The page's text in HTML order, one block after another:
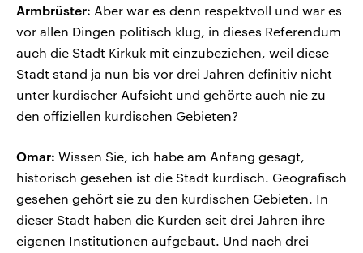
Armbrüster: Aber war es denn respektvoll und war es
vor allen Dingen politisch klug, in dieses Referendum
auch die Stadt Kirkuk mit einzubeziehen, weil diese
Stadt stand ja nun bis vor drei Jahren definitiv nicht
unter kurdischer Aufsicht und gehörte auch nie zu
den offiziellen kurdischen Gebieten?
Omar: Wissen Sie, ich habe am Anfang gesagt,
historisch gesehen ist die Stadt kurdisch. Geografisch
gesehen gehört sie zu den kurdischen Gebieten. In
dieser Stadt haben die Kurden seit drei Jahren ihre
eigenen Institutionen aufgebaut. Und nach drei